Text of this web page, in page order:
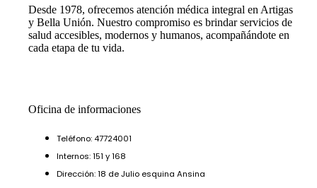
Desde 1978, ofrecemos atención médica integral en Artigas
y Bella Unión. Nuestro compromiso es brindar servicios de
salud accesibles, modernos y humanos, acompañándote en
cada etapa de tu vida.
Oficina de informaciones
Teléfono: 47724001
Internos: 151 y 168
Dirección: 18 de Julio esquina Ansina